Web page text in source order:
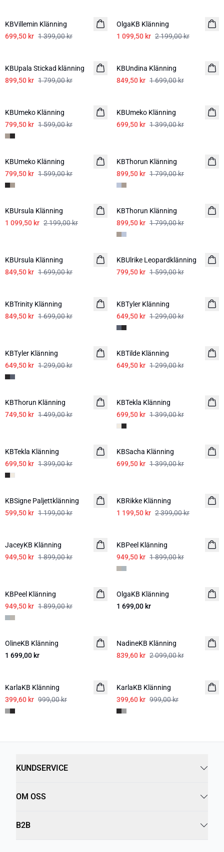
KBVillemin Klänning
699,50 kr 1 399,00 kr
OlgaKB Klänning
1 099,50 kr 2 199,00 kr
KBUpala Stickad klänning
899,50 kr 1 799,00 kr
KBUndina Klänning
849,50 kr 1 699,00 kr
KBUmeko Klänning
799,50 kr 1 599,00 kr
KBUmeko Klänning
699,50 kr 1 399,00 kr
-50%
KBUmeko Klänning
799,50 kr 1 599,00 kr
KBThorun Klänning
899,50 kr 1 799,00 kr
-50%
KBUrsula Klänning
1 099,50 kr 2 199,00 kr
-50%
KBThorun Klänning
899,50 kr 1 799,00 kr
KBUrsula Klänning
849,50 kr 1 699,00 kr
-50%
KBUlrike Leopardklänning
799,50 kr 1 599,00 kr
KBTrinity Klänning
849,50 kr 1 699,00 kr
KBTyler Klänning
649,50 kr 1 299,00 kr
KBTyler Klänning
649,50 kr 1 299,00 kr
-50%
KBTilde Klänning
649,50 kr 1 299,00 kr
-50%
KBThorun Klänning
749,50 kr 1 499,00 kr
KBTekla Klänning
699,50 kr 1 399,00 kr
KBTekla Klänning
699,50 kr 1 399,00 kr
-50%
KBSacha Klänning
699,50 kr 1 399,00 kr
-50%
KBSigne Paljettklänning
599,50 kr 1 199,00 kr
KBRikke Klänning
1 199,50 kr 2 399,00 kr
JaceyKB Klänning
949,50 kr 1 899,00 kr
KBPeel Klänning
949,50 kr 1 899,00 kr
KBPeel Klänning
949,50 kr 1 899,00 kr
OlgaKB Klänning
1 699,00 kr
OlineKB Klänning
1 699,00 kr
NadineKB Klänning
839,60 kr 2 099,00 kr
KarlaKB Klänning
399,60 kr 999,00 kr
KarlaKB Klänning
399,60 kr 999,00 kr
KUNDSERVICE
OM OSS
B2B